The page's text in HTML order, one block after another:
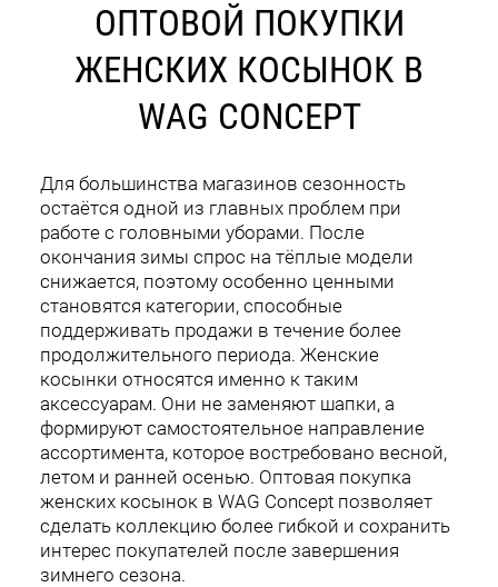
ОПТОВОЙ ПОКУПКИ
ЖЕНСКИХ КОСЫНОК В
WAG CONCEPT
Для большинства магазинов сезонность
остаётся одной из главных проблем при
работе с головными уборами. После
окончания зимы спрос на тёплые модели
снижается, поэтому особенно ценными
становятся категории, способные
поддерживать продажи в течение более
продолжительного периода. Женские
косынки относятся именно к таким
аксессуарам. Они не заменяют шапки, а
формируют самостоятельное направление
ассортимента, которое востребовано весной,
летом и ранней осенью. Оптовая покупка
женских косынок в WAG Concept позволяет
сделать коллекцию более гибкой и сохранить
интерес покупателей после завершения
зимнего сезона.